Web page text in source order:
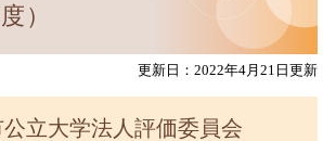
）
更新日：2022年4月21日更新
立大学法人評価委員会